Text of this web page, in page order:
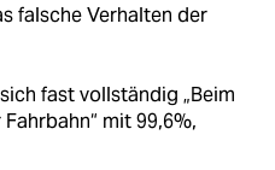
falsche Verhalten der
fast vollständig „Beim
mit 99,6%,